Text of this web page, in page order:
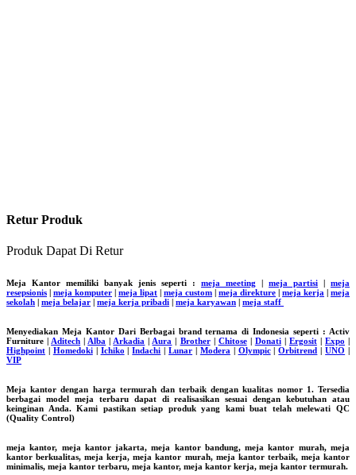
Retur Produk
Produk Dapat Di Retur
Meja Kantor memiliki banyak jenis seperti : meja meeting meja partisi
meja
resepsionis
meja komputer meja lipat meja custom meja direkture meja kerja
meja
sekolah
meja belajar meja kerja pribadi meja karyawan meja staff
Menyediakan Meja Kantor Dari Berbagai brand ternama di Indonesia seperti : Activ
Furniture | Aditech Alba Arkadia Aura Brother| Chitose| Donati| Ergosit| Expo
Highpoint
Homedoki| Ichiko |Indachi |Lunar Modera Olympic|Orbitrend |UNO
VIP
Meja kantor dengan harga termurah dan terbaik dengan kualitas nomor 1. Tersedia
berbagai model meja terbaru dapat di realisasikan sesuai dengan kebutuhan atau
keinginan Anda. Kami pastikan setiap produk yang kami buat telah melewati QC
(Quality Control)
meja kantor, meja kantor jakarta, meja kantor bandung, meja kantor murah, meja
kantor berkualitas, meja kerja, meja kantor murah, meja kantor terbaik, meja kantor
minimalis, meja kantor terbaru, meja kantor, meja kantor kerja, meja kantor termurah.